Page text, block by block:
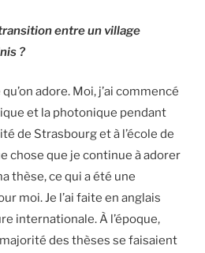
entre un village
?
adore. Moi, j’ai commencé
et la photonique pendant
de Strasbourg et à l’école de
chose que je continue à adorer
thèse, ce qui a été une
moi. Je l’ai faite en anglais
internationale. À l’époque,
des thèses se faisaient